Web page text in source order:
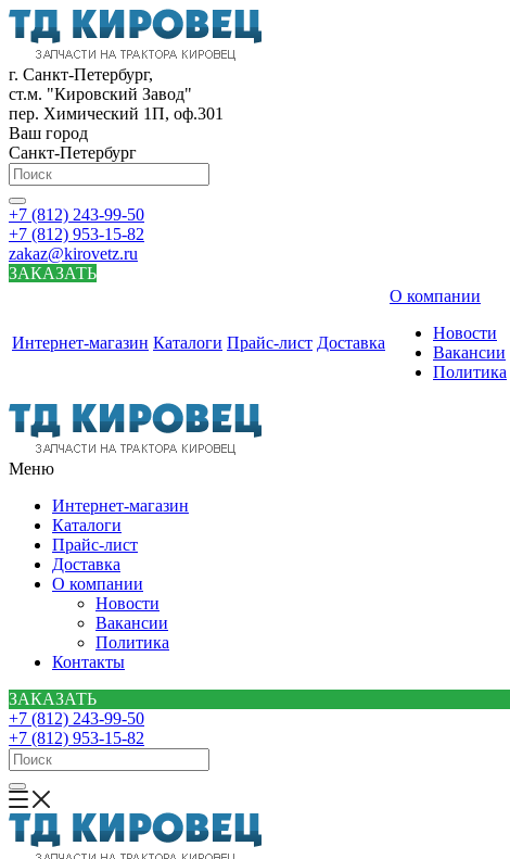
г. Санкт-Петербург,
ст.м. "Кировский Завод"
пер. Химический 1П, оф.301
Ваш город
Санкт-Петербург
+7 (812) 243-99-50
+7 (812) 953-15-82
zakaz@kirovetz.ru
ЗАКАЗАТЬ
Интернет-магазин Каталоги Прайс-лист Доставка
О компании
Новости
Вакансии
Политика
Меню
Интернет-магазин
Каталоги
Прайс-лист
Доставка
О компании
Новости
Вакансии
Политика
Контакты
ЗАКАЗАТЬ
+7 (812) 243-99-50
+7 (812) 953-15-82